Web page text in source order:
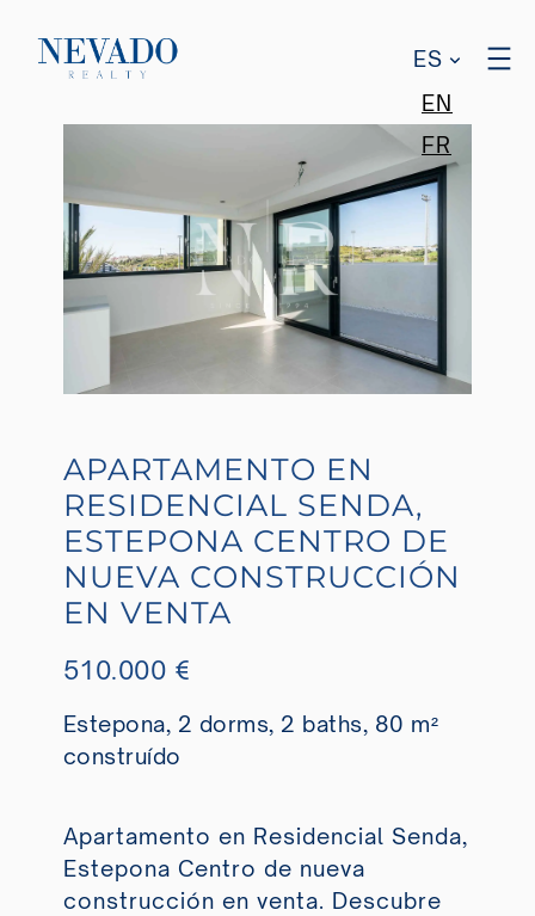
ES
EN
FR
APARTAMENTO EN
RESIDENCIAL SENDA,
ESTEPONA CENTRO DE
NUEVA CONSTRUCCIÓN
EN VENTA
510.000 €
Estepona, 2 dorms, 2 baths, 80 m²
construído
Apartamento en Residencial Senda,
Estepona Centro de nueva
construcción en venta. Descubre